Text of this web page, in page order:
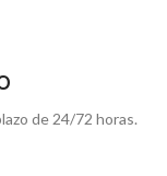
de 24/72 horas.